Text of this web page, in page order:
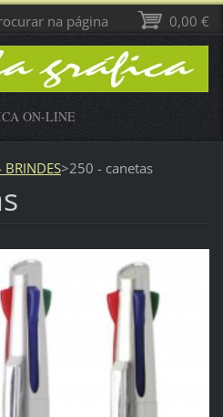
ON-LINE
BRINDES>250 - canetas
0,00 €
na página